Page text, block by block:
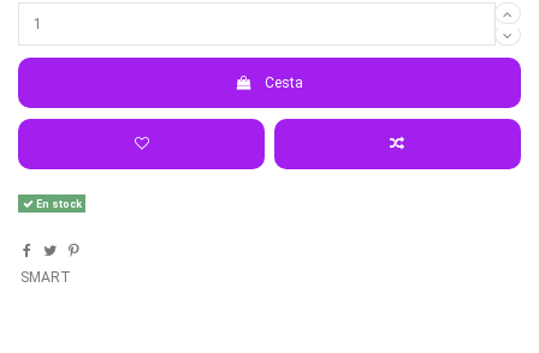
Cesta
En stock
SMART